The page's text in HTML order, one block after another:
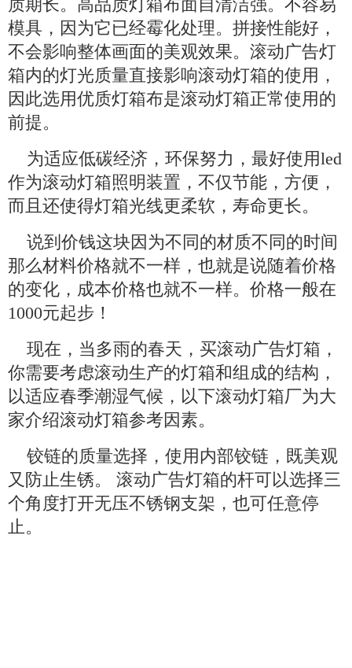
质期长。高品质灯箱布面自清洁强。不容易
模具，因为它已经霉化处理。拼接性能好，
不会影响整体画面的美观效果。滚动广告灯
箱内的灯光质量直接影响滚动灯箱的使用，
因此选用优质灯箱布是滚动灯箱正常使用的
前提。
为适应低碳经济，环保努力，最好使用led
作为滚动灯箱照明装置，不仅节能，方便，
而且还使得灯箱光线更柔软，寿命更长。
说到价钱这块因为不同的材质不同的时间
那么材料价格就不一样，也就是说随着价格
的变化，成本价格也就不一样。价格一般在
1000元起步！
现在，当多雨的春天，买滚动广告灯箱，
你需要考虑滚动生产的灯箱和组成的结构，
以适应春季潮湿气候，以下滚动灯箱厂为大
家介绍滚动灯箱参考因素。
铰链的质量选择，使用内部铰链，既美观
又防止生锈。 滚动广告灯箱的杆可以选择三
个角度打开无压不锈钢支架，也可任意停
止。